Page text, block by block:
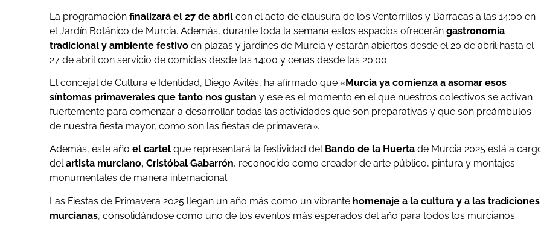
La programación finalizará el 27 de abril con el acto de clausura de los Ventorrillos y Barracas a las 14:00 en
el Jardín Botánico de Murcia. Además, durante toda la semana estos espacios ofrecerán gastronomía
tradicional y ambiente festivo en plazas y jardines de Murcia y estarán abiertos desde el 20 de abril hasta el
27 de abril con servicio de comidas desde las 14:00 y cenas desde las 20:00.
El concejal de Cultura e Identidad, Diego Avilés, ha afirmado que «Murcia ya comienza a asomar esos
síntomas primaverales que tanto nos gustan y ese es el momento en el que nuestros colectivos se activan
fuertemente para comenzar a desarrollar todas las actividades que son preparativas y que son preámbulos
de nuestra fiesta mayor, como son las fiestas de primavera».
Además, este año el cartel que representará la festividad del Bando de la Huerta de Murcia 2025 está a
delartista murciano, Cristóbal Gabarrón, reconocido como creador de arte público, pintura y montajes
monumentales de manera internacional.
Las Fiestas de Primavera 2025 llegan un año más como un vibrante homenaje a la cultura y a las tradiciones
murcianas, consolidándose como uno de los eventos más esperados del año para todos los murcianos.